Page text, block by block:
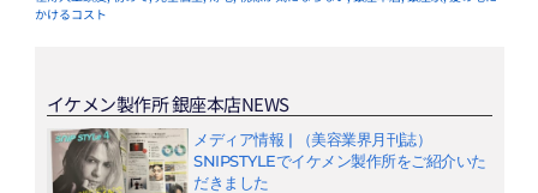
かけるコスト
イケメン製作所 銀座本店NEWS
メディア情報 | （美容業界月刊誌）
SNIPSTYLEでイケメン製作所をご紹介いた
だきました